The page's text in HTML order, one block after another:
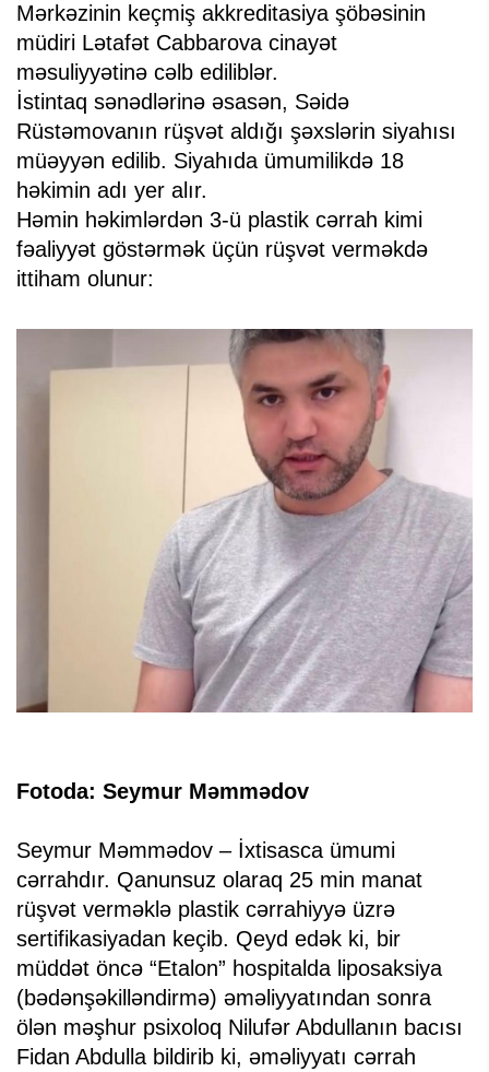
Mərkəzinin keçmiş akkreditasiya şöbəsinin
müdiri Lətafət Cabbarova cinayət
məsuliyyətinə cəlb ediliblər.
İstintaq sənədlərinə əsasən, Səidə
Rüstəmovanın rüşvət aldığı şəxslərin siyahısı
müəyyən edilib. Siyahıda ümumilikdə 18
həkimin adı yer alır.
Həmin həkimlərdən 3-ü plastik cərrah kimi
fəaliyyət göstərmək üçün rüşvət verməkdə
ittiham olunur:
Fotoda: Seymur Məmmədov
Seymur Məmmədov – İxtisasca ümumi
cərrahdır. Qanunsuz olaraq 25 min manat
rüşvət verməklə plastik cərrahiyyə üzrə
sertifikasiyadan keçib. Qeyd edək ki, bir
müddət öncə “Etalon” hospitalda liposaksiya
(bədənşəkilləndirmə) əməliyyatından sonra
ölən məşhur psixoloq Nilufər Abdullanın bacısı
Fidan Abdulla bildirib ki, əməliyyatı cərrah